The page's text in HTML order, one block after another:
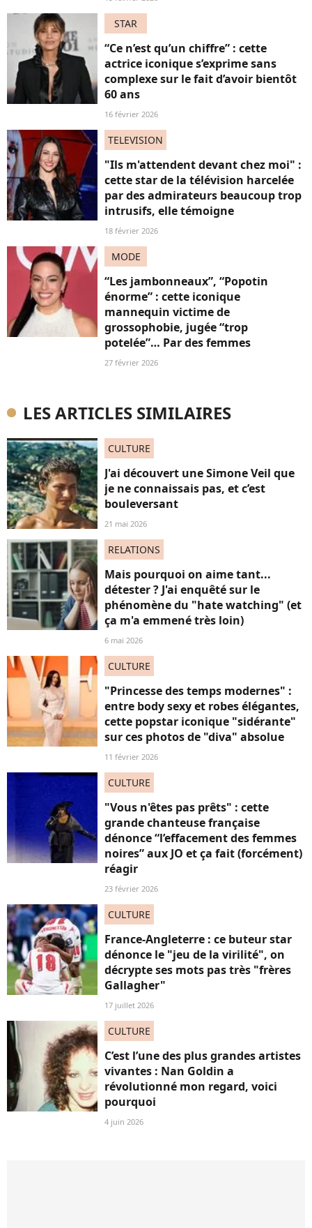
STAR
“Ce n’est qu’un chiffre” : cette
actrice iconique s’exprime sans
complexe sur le fait d’avoir bientôt
60 ans
16 février 2026
TELEVISION
"Ils m'attendent devant chez moi" :
cette star de la télévision harcelée
par des admirateurs beaucoup trop
intrusifs, elle témoigne
18 février 2026
MODE
“Les jambonneaux”, “Popotin
énorme” : cette iconique
mannequin victime de
grossophobie, jugée “trop
potelée”… Par des femmes
27 février 2026
LES ARTICLES SIMILAIRES
CULTURE
J'ai découvert une Simone Veil que
je ne connaissais pas, et c’est
bouleversant
21 mai 2026
RELATIONS
Mais pourquoi on aime tant...
détester ? J'ai enquêté sur le
phénomène du "hate watching" (et
ça m'a emmené très loin)
6 mai 2026
CULTURE
"Princesse des temps modernes" :
entre body sexy et robes élégantes,
cette popstar iconique "sidérante"
sur ces photos de "diva" absolue
11 février 2026
CULTURE
"Vous n'êtes pas prêts" : cette
grande chanteuse française
dénonce “l’effacement des femmes
noires” aux JO et ça fait (forcément)
réagir
23 février 2026
CULTURE
France-Angleterre : ce buteur star
dénonce le "jeu de la virilité", on
décrypte ses mots pas très "frères
Gallagher"
17 juillet 2026
CULTURE
C’est l’une des plus grandes artistes
vivantes : Nan Goldin a
révolutionné mon regard, voici
pourquoi
4 juin 2026